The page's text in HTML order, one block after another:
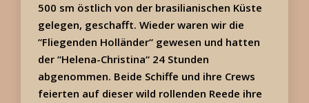
500 sm östlich von der brasilianischen Küste
gelegen, geschafft. Wieder waren wir die
“Fliegenden Holländer“ gewesen und hatten
der “Helena-Christina“ 24 Stunden
abgenommen. Beide Schiffe und ihre Crews
feierten auf dieser wild rollenden Reede ihre